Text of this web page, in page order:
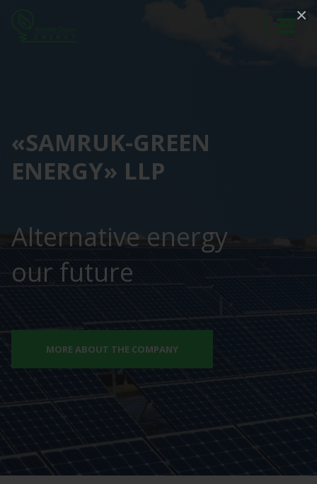
×
«SAMRUK-GREEN
ENERGY» LLP
Alternative energy
our future
MORE ABOUT THE COMPANY